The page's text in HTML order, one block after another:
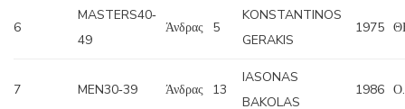
6
MASTERS40‐
49
Άνδρας 5
KONSTANTINOS
GERAKIS
1975
7 MEN30‐39 Άνδρας 13
IASONAS
BAKOLAS
1986